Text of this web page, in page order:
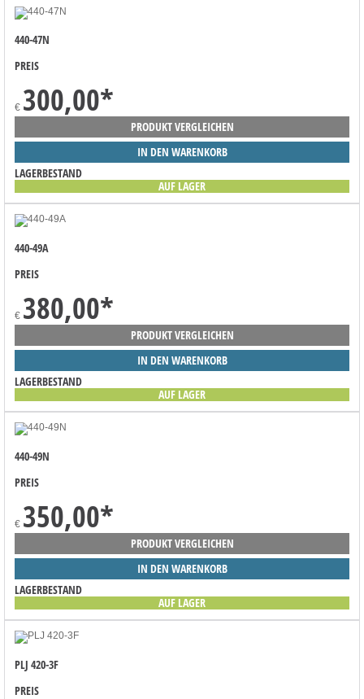
440-47N
PREIS
€ 300,00*
PRODUKT VERGLEICHEN
IN DEN WARENKORB
LAGERBESTAND
AUF LAGER
440-49A
PREIS
€ 380,00*
PRODUKT VERGLEICHEN
IN DEN WARENKORB
LAGERBESTAND
AUF LAGER
440-49N
PREIS
€ 350,00*
PRODUKT VERGLEICHEN
IN DEN WARENKORB
LAGERBESTAND
AUF LAGER
PLJ 420-3F
PREIS